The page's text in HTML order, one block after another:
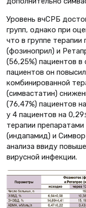
Уровень вчСРБ
групп, однако при
что в группе
(фозиноприл) и
(56,25%) пациентов в
пациентов он
комбинированной
(симвастатин)
(76,47%) пациентов
у 4 пациентов на
терапии
(индапамид) и
анализа ввиду
вирусной инфекции.